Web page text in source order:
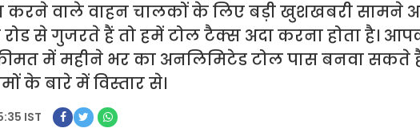
करने वाले वाहन चालकों के लिए बड़ी खुशखबरी सामने
से गुजरते हैं तो हमें टोल टैक्स अदा करना होता है।
में महीने भर का अनलिमिटेड टोल पास बनवा सकते
के बारे में विस्तार से।
IST